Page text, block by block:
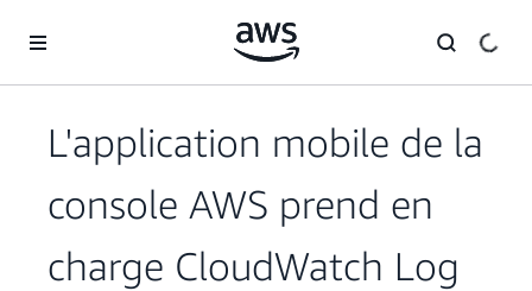
L'application mobile de la
console AWS prend en
charge CloudWatch Log